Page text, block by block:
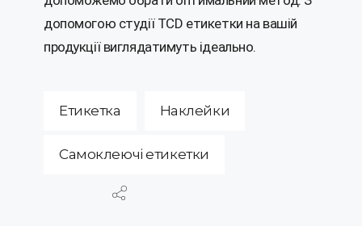
допомогою студії TCD етикетки на вашій
продукції виглядатимуть ідеально.
Етикетка Наклейки
Самоклеючі етикетки